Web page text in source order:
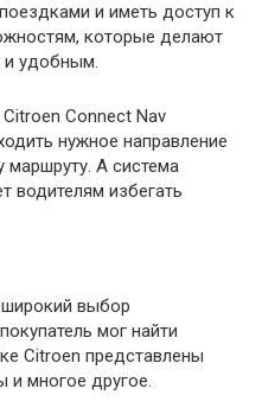
и иметь доступ к
которые делают
удобным.
Connect Nav
нужное направление
маршруту. А система
водителям избегать
выбор
мог найти
Citroen представлены
и многое другое.